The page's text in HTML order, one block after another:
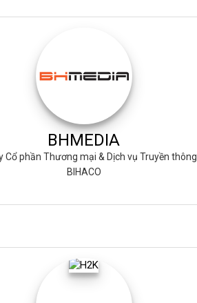
BHMEDIA
Cổ phần Thương mại & Dịch vụ Truyền thông
BIHACO